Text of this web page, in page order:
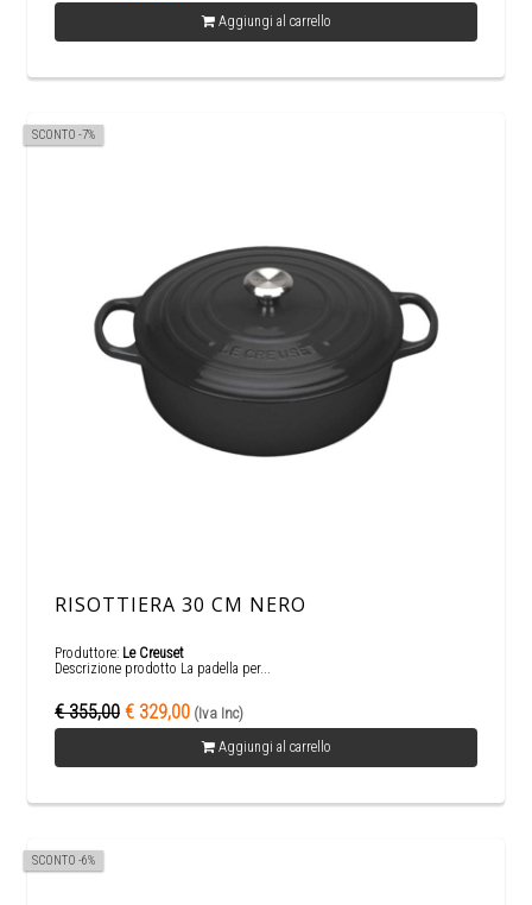
Aggiungi al carrello
SCONTO -7%
RISOTTIERA 30 CM NERO
Produttore: Le Creuset
Descrizione prodotto La padella per...
€ 355,00 € 329,00 (Iva Inc)
Aggiungi al carrello
SCONTO -6%